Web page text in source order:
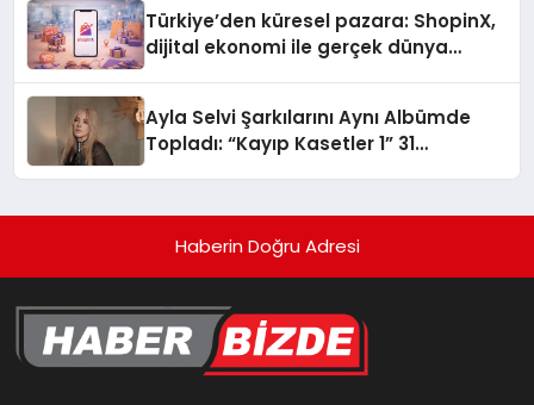
Türkiye’den küresel pazara: ShopinX,
dijital ekonomi ile gerçek dünya
Ayla Selvi Şarkılarını Aynı Albümde
Topladı: “Kayıp Kasetler 1” 31
Haberin Doğru Adresi